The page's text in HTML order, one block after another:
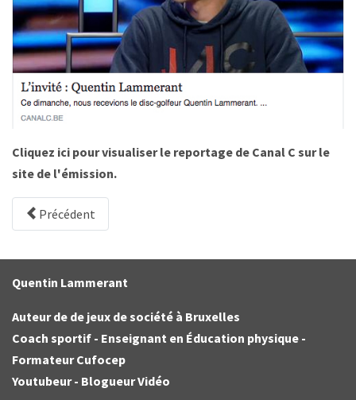
Cliquez ici pour visualiser le reportage de Canal C sur le
site de l'émission.
Précédent
Quentin Lammerant
Auteur de de jeux de société à Bruxelles
Coach sportif - Enseignant en Éducation physique -
Formateur Cufocep
Youtubeur - Blogueur Vidéo